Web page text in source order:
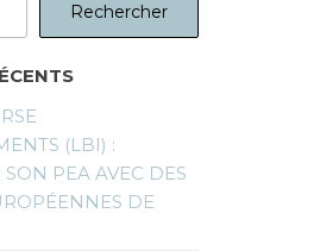
Rechercher
(LBI) :
PEA AVEC DES
DE